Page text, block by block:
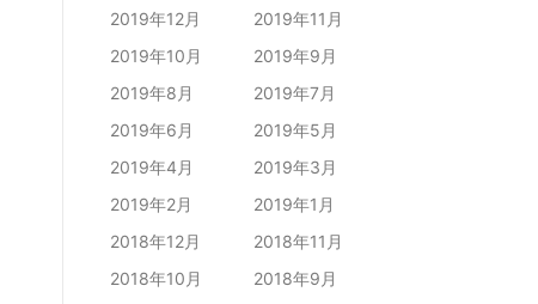
2019年12月
2019年11月
2019年10月
2019年9月
2019年8月
2019年7月
2019年6月
2019年5月
2019年4月
2019年3月
2019年2月
2019年1月
2018年12月
2018年11月
2018年10月
2018年9月